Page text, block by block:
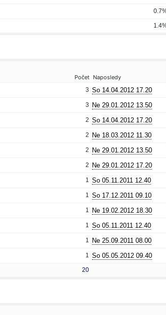
Počet Naposledy
3 So 14.04.2012 17.20
3
Ne 29.01.2012 13.50
2 So 14.04.2012 17.20
2
Ne 18.03.2012 11.30
2
Ne 29.01.2012 13.50
2
Ne 29.01.2012 17.20
1 So 05.11.2011 12.40
1 So 17.12.2011 09.10
1
Ne 19.02.2012 18.30
1 So 05.11.2011 12.40
1
Ne 25.09.2011 08.00
1 So 05.05.2012 09.40
20